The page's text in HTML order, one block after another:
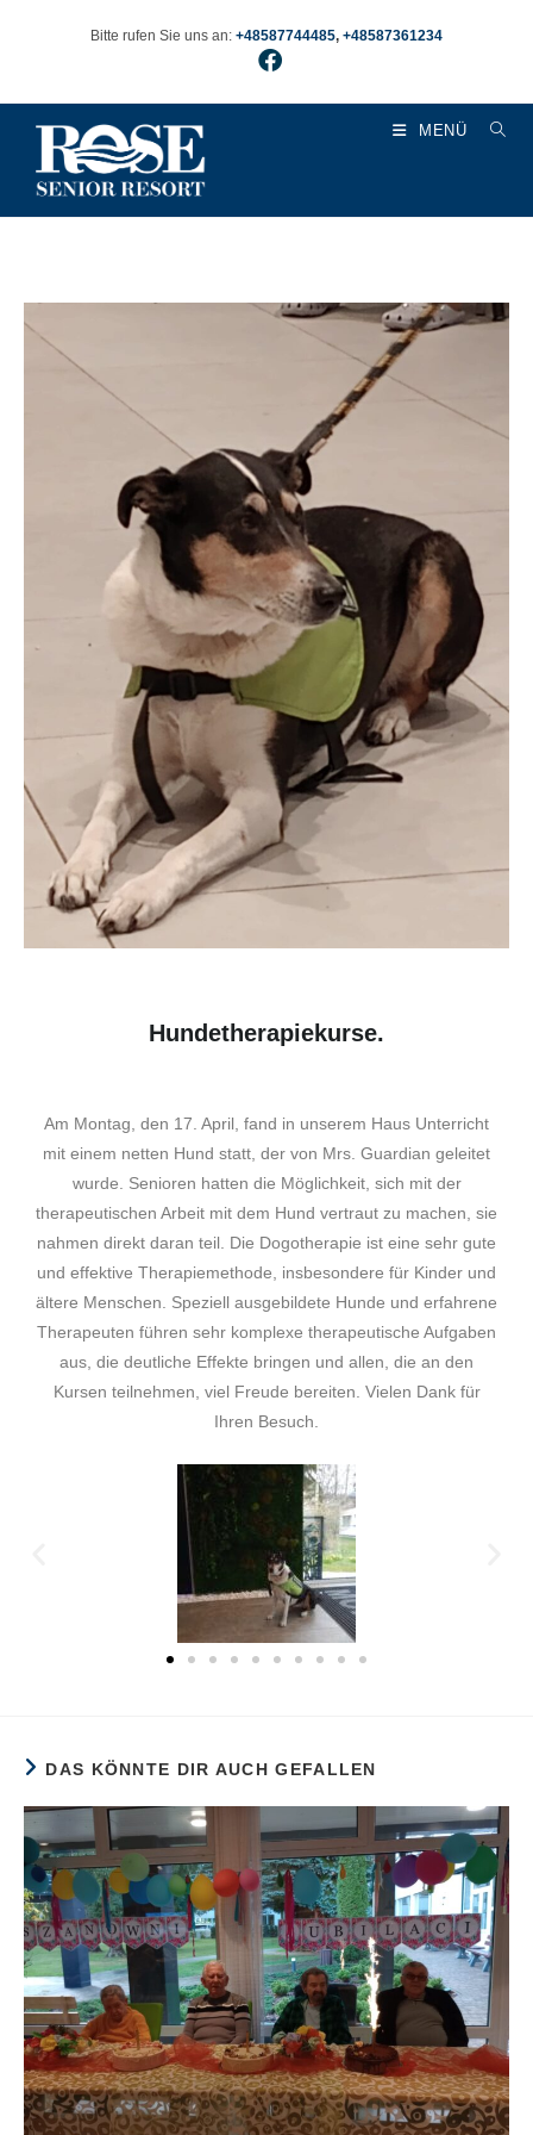
Bitte rufen Sie uns an: +48587744485, +48587361234
MENÜ
Hundetherapiekurse.
Am Montag, den 17. April, fand in unserem Haus Unterricht
mit einem netten Hund statt, der von Mrs. Guardian geleitet
wurde. Senioren hatten die Möglichkeit, sich mit der
therapeutischen Arbeit mit dem Hund vertraut zu machen, sie
nahmen direkt daran teil. Die Dogotherapie ist eine sehr gute
und effektive Therapiemethode, insbesondere für Kinder und
ältere Menschen. Speziell ausgebildete Hunde und erfahrene
Therapeuten führen sehr komplexe therapeutische Aufgaben
aus, die deutliche Effekte bringen und allen, die an den
Kursen teilnehmen, viel Freude bereiten. Vielen Dank für
Ihren Besuch.
DAS KÖNNTE DIR AUCH GEFALLEN